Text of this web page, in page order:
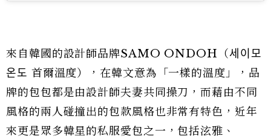
來自韓國的設計師品牌SAMO ONDOH（세이모
온도 首爾溫度），在韓文意為「一樣的溫度」，品
牌的包包都是由設計師夫妻共同操刀，而藉由不同
風格的兩人碰撞出的包款風格也非常有特色，近年
來更是眾多韓星的私服愛包之一，包括泫雅、